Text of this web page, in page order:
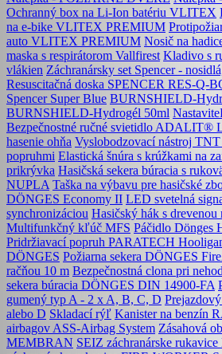
Ochranný box na Li-Ion batériu VLITEX
na e-bike VLITEX PREMIUM
auto VLITEX PREMIUM Nosič na
maska s respirátorom Vallfirest Kladivo s
vlákien Záchranársky set Spencer -
Resuscitačná doska SPENCER RES-Q-
Spencer Super Blue BURNSHIELD-
BURNSHIELD-Hydrogél 50ml
Bezpečnostné ručné svietidlo ADALIT®
hasenie ohňa Vyslobodzovací nástroj
popruhmi Elastická šnúra s krúžkami na
prikrývka Hasičská sekera búracia s
NUPLA Taška na výbavu pre hasičské
DÖNGES Economy II LED svetelná
synchronizáciou Hasičský hák s
Multifunkčný kľúč MFS Páčidlo Dönges
Pridržiavací popruh PARATECH
DÖNGES Požiarna sekera DÖNGES
račňou 10 m Bezpečnostná clona pri
sekera búracia DÖNGES DIN 14900-FA
gumený typ A - 2 x A, B, C, D
alebo D Skladací rýľ Kanister na benzín
airbagov ASS-Airbag System Zásahová
MEMBRAN SEIZ záchranárske